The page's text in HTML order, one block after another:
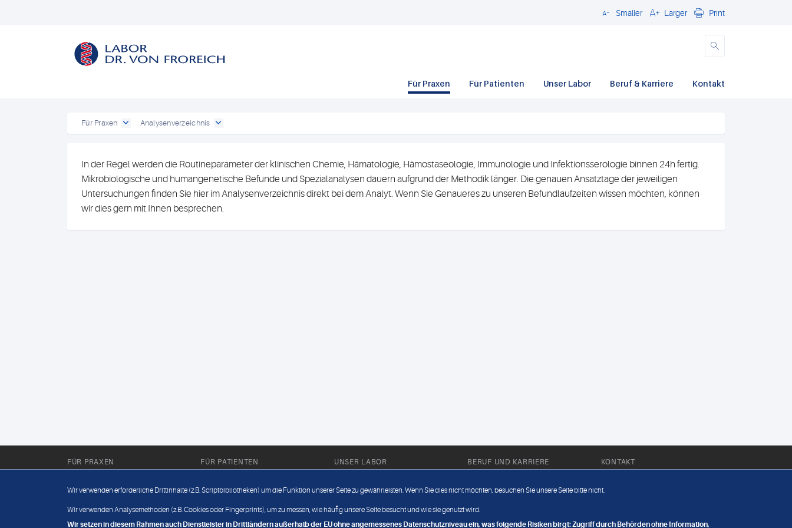
CloseSmaller Larger Print
Für Praxen Für Patienten Unser Labor Beruf & Karriere Kontakt
Für Praxen Analysenverzeichnis
In der Regel werden die Routineparameter der klinischen Chemie, Hämatologie, Hämostaseologie, Immunologie und Infektionsserologie binnen 24h fertig.
Mikrobiologische und humangenetische Befunde und Spezialanalysen dauern aufgrund der Methodik länger. Die genauen Ansatztage der jeweiligen
Untersuchungen finden Sie hier im Analysenverzeichnis direkt bei dem Analyt. Wenn Sie Genaueres zu unseren Befundlaufzeiten wissen möchten, können
wir dies gern mit Ihnen besprechen.
FÜR PRAXEN FÜR PATIENTEN UNSER LABOR
Außendienst
BERUF UND KARRIERE
Jobangebote
KONTAKT
Datenschutz
Wir verwenden erforderliche Drittinhalte (z.B. Scriptbibliotheken) um die Funktion unserer Seite zu gewährleisten. Wenn Sie dies nicht möchten, besuchen Sie unsere Seite bitte nicht.
Wir verwenden Analysemethoden (z.B. Cookies oder Fingerprints), um zu messen, wie häufig unsere Seite besucht und wie sie genutzt wird.
Wir setzen in diesem Rahmen auch Dienstleister in Drittländern außerhalb der EU ohne angemessenes Datenschutzniveau ein, was folgende Risiken birgt: Zugriff durch Behörden ohne Information,